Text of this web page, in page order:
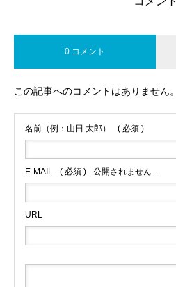
0 コメント
この記事へのコメントはありません。
名前（例：山田 太郎） ( 必須 )
E-MAIL ( 必須 ) - 公開されません -
URL